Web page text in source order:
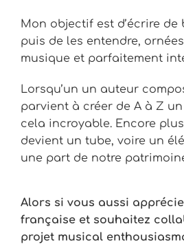
Mon objectif est d’écrire de
puis de les entendre,
musique et parfaitement
Lorsqu’un un auteur
parvient à créer de A à Z
cela incroyable. Encore
devient un tube, voire un
une part de notre
Alors si vous aussi
française et souhaitez
projet musical